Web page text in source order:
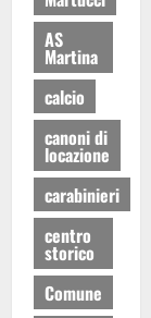
AS
Martina
calcio
canoni di
locazione
carabinieri
centro
storico
Comune